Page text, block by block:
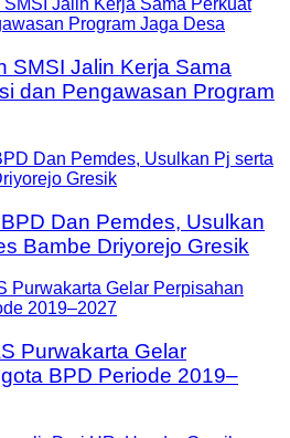
SMSI Jalin Kerja Sama
dan Pengawasan Program
Dan Pemdes, Usulkan
Bambe Driyorejo Gresik
Purwakarta Gelar
BPD Periode 2019–